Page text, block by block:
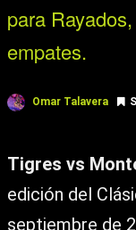
para
empates.
Omar Talavera
Tigres vs
edición del
septiembre de